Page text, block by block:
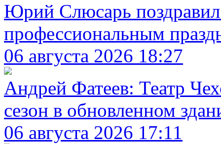
Юрий Слюсарь поздравил
профессиональным
06 августа 2026 18:27
Андрей Фатеев: Театр
сезон в обновленном
06 августа 2026 17:11